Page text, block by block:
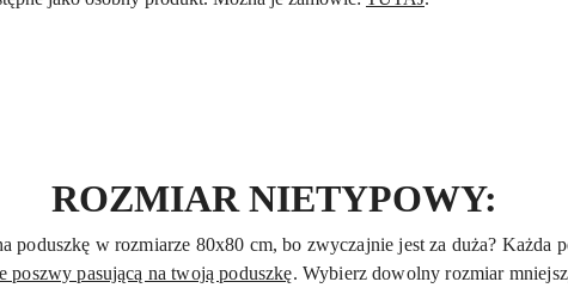
ROZMIAR NIETYPOWY:
poduszkę w rozmiarze 80x80 cm, bo zwyczajnie jest za duża? Każda
poszwy pasującą na twoją poduszkę. Wybierz dowolny rozmiar